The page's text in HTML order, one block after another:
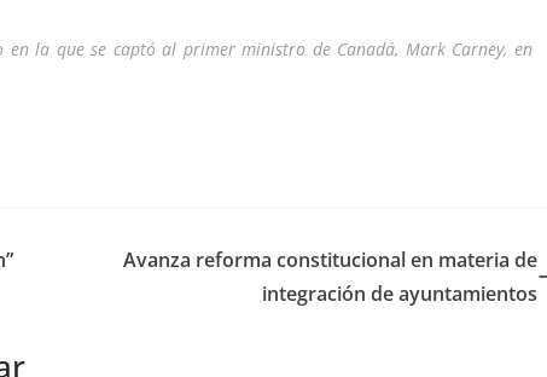
en la que se captó al primer ministro de Canadá, Mark Carney, en
Avanza reforma constitucional en materia de
integración de ayuntamientos